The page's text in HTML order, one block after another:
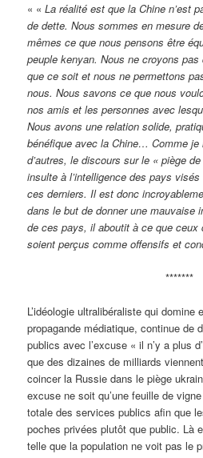
« «La réalité est que la Chine n’est
de dette. Nous sommes en mesure
mêmes ce que nous pensons être
peuple kenyan. Nous ne croyons pas
que ce soit et nous ne permettons
nous. Nous savons ce que nous
nos amis et les personnes avec
Nous avons une relation solide,
bénéfique avec la Chine… Comme je
d’autres, le discours sur le « piège
insulte à l’intelligence des pays
ces derniers. Il est donc
dans le but de donner une mauvaise
de ces pays, il aboutit à ce que ceux
soient perçus comme offensifs et
*******
L’idéologie ultralibéraliste qui domine
propagande médiatique, continue de
publics avec l’excuse « il n’y a plus
que des dizaines de milliards
coincer la Russie dans le piège
excuse ne soit qu’une feuille de
totale des services publics afin que
poches privées plutôt que public. Là
telle que la population ne voit pas le